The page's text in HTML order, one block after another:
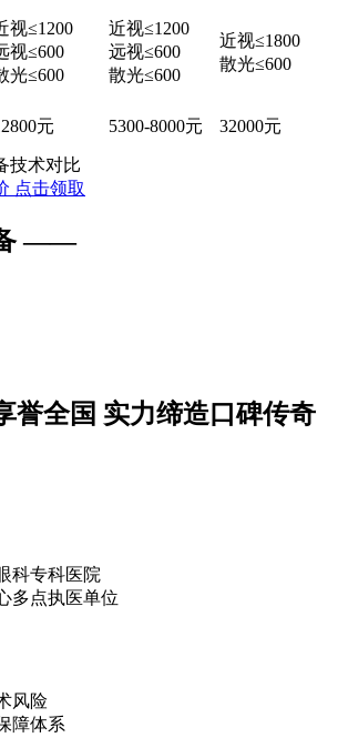
视≤1200
视≤600
光≤600
近视≤1200
远视≤600
散光≤600
近视≤1800
散光≤600
元 5300-8000元 32000元
点击领取
——
誉全国 实力缔造口碑传奇
科专科医院
多点执医单位
风险
障体系